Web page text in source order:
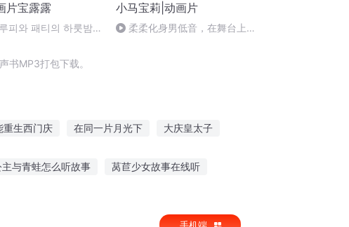
片宝露露
피와 패티의 하룻밤 _
小马宝莉|动画片
柔柔化身男低音，在舞台上一
书MP3打包下载。
重生西门庆 在同一片月光下 大庆皇太子
主与青蛙怎么听故事 莴苣少女故事在线听